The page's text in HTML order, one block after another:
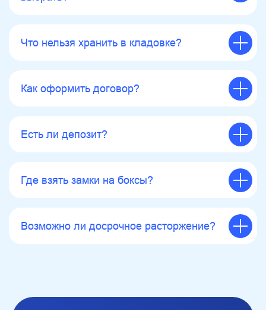
Что нельзя хранить в кладовке?
Как оформить договор?
Есть ли депозит?
Где взять замки на боксы?
Возможно ли досрочное расторжение?